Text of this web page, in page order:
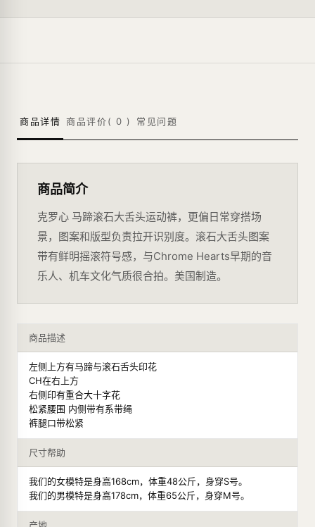
商品详情 商品评价( 0 ) 常见问题
商品简介
克罗心 马蹄滚石大舌头运动裤，更偏日常穿搭场
景，图案和版型负责拉开识别度。滚石大舌头图案
带有鲜明摇滚符号感，与Chrome Hearts早期的音
乐人、机车文化气质很合拍。美国制造。
商品描述
左侧上方有马蹄与滚石舌头印花
CH在右上方
右侧印有重合大十字花
松紧腰围 内侧带有系带绳
裤腿口带松紧
尺寸帮助
我们的女模特是身高168cm，体重48公斤，身穿S号。
我们的男模特是身高178cm，体重65公斤，身穿M号。